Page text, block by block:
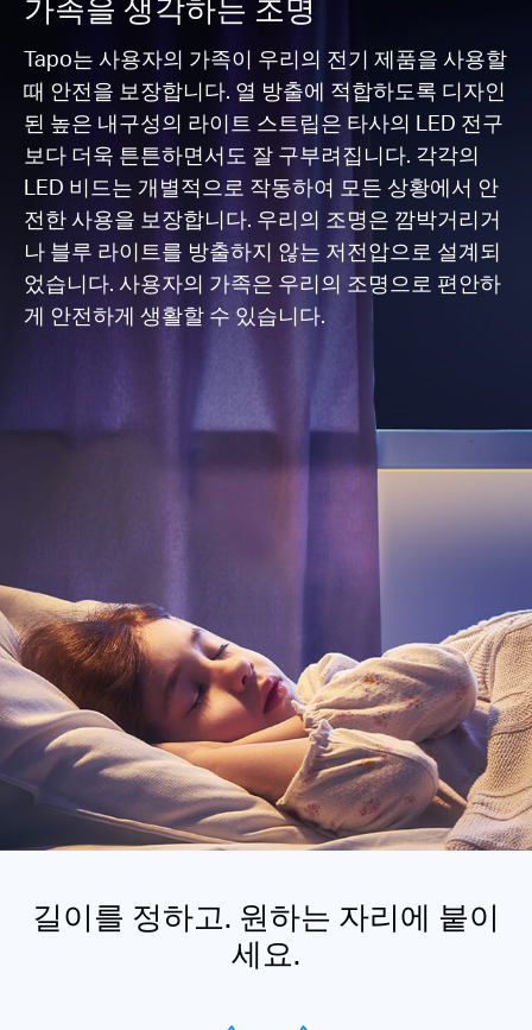
Tapo는 사용자의 가족이 우리의 전기 제품을 사용할
때 안전을 보장합니다. 열 방출에 적합하도록 디자인
된 높은 내구성의 라이트 스트립은 타사의 LED 전구
보다 더욱 튼튼하면서도 잘 구부려집니다. 각각의
LED 비드는 개별적으로 작동하여 모든 상황에서 안
전한 사용을 보장합니다. 우리의 조명은 깜박거리거
나 블루 라이트를 방출하지 않는 저전압으로 설계되
었습니다. 사용자의 가족은 우리의 조명으로 편안하
게 안전하게 생활할 수 있습니다.
길이를 정하고. 원하는 자리에 붙이
세요.